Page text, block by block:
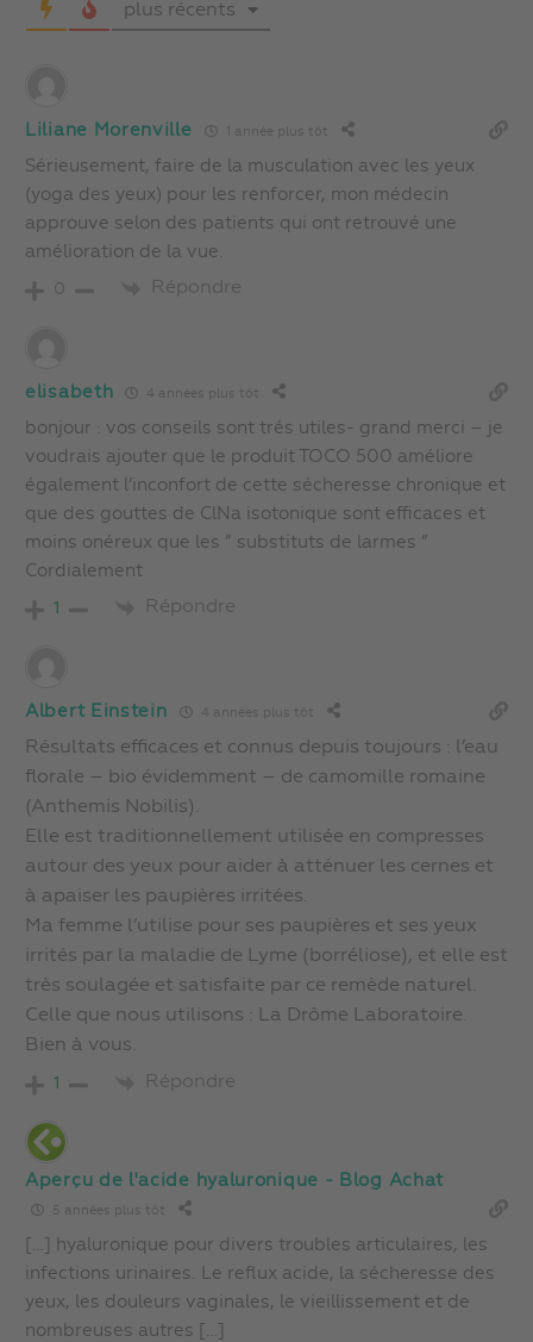
plus récents
Liliane Morenville 1 année plus tôt
Sérieusement, faire de la musculation avec les yeux
(yoga des yeux) pour les renforcer, mon médecin
approuve selon des patients qui ont retrouvé une
amélioration de la vue.
0 Répondre
elisabeth 4 années plus tôt
bonjour : vos conseils sont trés utiles- grand merci – je
voudrais ajouter que le produit TOCO 500 améliore
également l’inconfort de cette sécheresse chronique et
que des gouttes de ClNa isotonique sont efficaces et
moins onéreux que les ” substituts de larmes ”
Cordialement
1 Répondre
Albert Einstein 4 années plus tôt
Résultats efficaces et connus depuis toujours : l’eau
florale – bio évidemment – de camomille romaine
(Anthemis Nobilis).
Elle est traditionnellement utilisée en compresses
autour des yeux pour aider à atténuer les cernes et
à apaiser les paupières irritées.
Ma femme l’utilise pour ses paupières et ses yeux
irrités par la maladie de Lyme (borréliose), et elle est
très soulagée et satisfaite par ce remède naturel.
Celle que nous utilisons : La Drôme Laboratoire.
Bien à vous.
1 Répondre
Aperçu de l'acide hyaluronique - Blog Achat
5 années plus tôt
[…] hyaluronique pour divers troubles articulaires, les
infections urinaires. Le reflux acide, la sécheresse des
yeux, les douleurs vaginales, le vieillissement et de
nombreuses autres […]